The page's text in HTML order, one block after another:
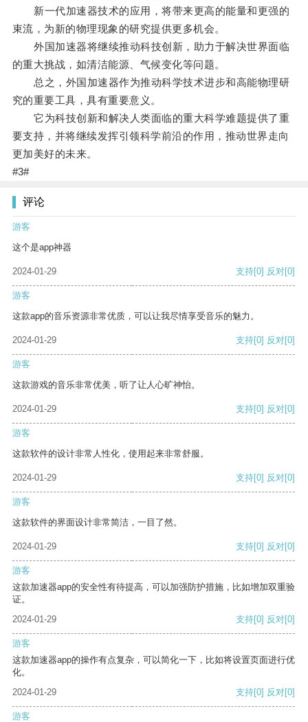
新一代加速器技术的应用，将带来更高的能量和更强的
束流，为新的物理现象的研究提供更多机会。
外国加速器将继续推动科技创新，助力于解决世界面临
的重大挑战，如清洁能源、气候变化等问题。
总之，外国加速器作为推动科学技术进步和高能物理研
究的重要工具，具有重要意义。
它为科技创新和解决人类面临的重大科学难题提供了重
要支持，并将继续发挥引领科学前沿的作用，推动世界走向
更加美好的未来。
#3#
评论
游客
这个是app神器
2024-01-29 支持[0] 反对[0]
游客
这款app的音乐资源非常优质，可以让我尽情享受音乐的魅力。
2024-01-29 支持[0] 反对[0]
游客
这款游戏的音乐非常优美，听了让人心旷神怡。
2024-01-29 支持[0] 反对[0]
游客
这款软件的设计非常人性化，使用起来非常舒服。
2024-01-29 支持[0] 反对[0]
游客
这款软件的界面设计非常简洁，一目了然。
2024-01-29 支持[0] 反对[0]
游客
这款加速器app的安全性有待提高，可以加强防护措施，比如增加双重验
证。
2024-01-29
支持[0] 反对[0]
游客
这款加速器app的操作有点复杂，可以简化一下，比如将设置页面进行优
化。
2024-01-29
支持[0] 反对[0]
游客